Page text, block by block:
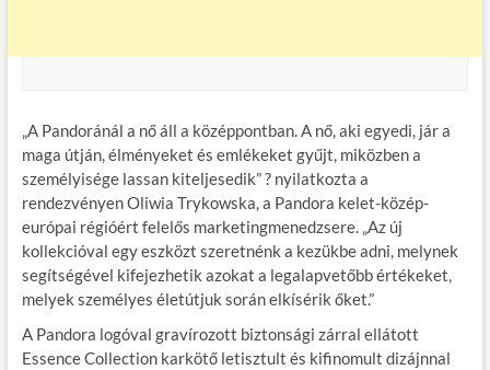
„A Pandoránál a nő áll a középpontban. A nő, aki egyedi, jár a
maga útján, élményeket és emlékeket gyűjt, miközben a
személyisége lassan kiteljesedik” ? nyilatkozta a
rendezvényen Oliwia Trykowska, a Pandora kelet-közép-
európai régióért felelős marketingmenedzsere. „Az új
kollekcióval egy eszközt szeretnénk a kezükbe adni, melynek
segítségével kifejezhetik azokat a legalapvetőbb értékeket,
melyek személyes életútjuk során elkísérik őket.”
A Pandora logóval gravírozott biztonsági zárral ellátott
Essence Collection karkötő letisztult és kifinomult dizájnnal